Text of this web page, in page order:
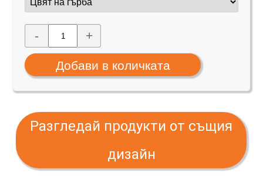
- +
Разгледай продукти от същия
дизайн